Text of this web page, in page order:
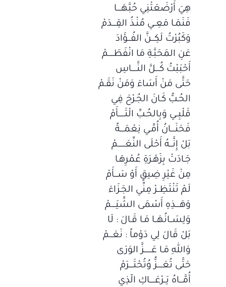
هِيَ أَرْضَعَتْنِي حُبَّهَــــا
فَنَمَـا مَعِــي مُنْـذُ القِــــدَمْ
وَكَبُرْتُ لَكِـــنَّ الفُـــؤَادَ
عَنِ المَحَبَّـةِ مَا انْفَطَـــــمْ
أَحْبَبْتُ كُــــلَّ النَّـــــاسِ
حَتَّى مَنْ أَسَاءَ وَمَنْ نَقَـمْ
الحُـبُّ كَـانَ الجُـرْحَ فِي
قَلْبِــي وَبِالحُـبِّ الْتَــــــأَمْ
فَحَنَــــانُ أُمِّـي نِعْمَــــةً
بَلْ إِنَّـــهُ أَحْلَى النِّعَـــــــمْ
جَـادَتْ بِزَهْـرَةِ عُمْرِهَـا
مِنْ غَيْرِ ضِيقٍ أَوْ سَـــأَمْ
لَمْ تَنْتَظِــرْ مِنِّي الجَـزَاءَ
وَهَــــذِهِ أَسْمَى الشِّيَــــمْ
وَلِسَــانُهَــا مَـا قَـالَ : لَا
بَلْ قَالَ لِي دَوْماً : نَعَـــمْ
وَاللهِ مَـا عَـــــــزَّ الوَرَى
حَتَّى تُعَـــــزُّ وُتُحْتَــــرَمْ
أُمَّـــاهُ يَــرْعَـــــاكِ الّذِي